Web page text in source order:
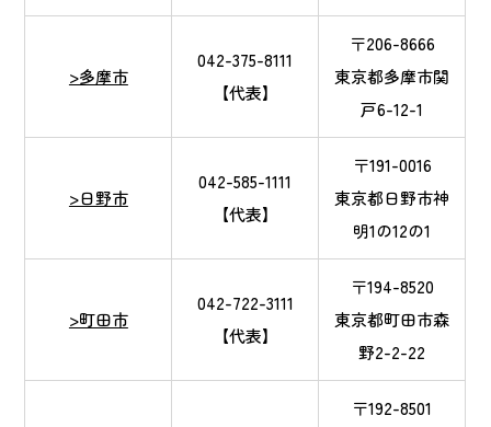
>多摩市
042-375-8111
【代表】
〒206-8666
東京都多摩市関
戸6-12-1
>日野市
042-585-1111
【代表】
〒191-0016
東京都日野市神
明1の12の1
>町田市
042-722-3111
【代表】
〒194-8520
東京都町田市森
野2-2-22
〒192-8501